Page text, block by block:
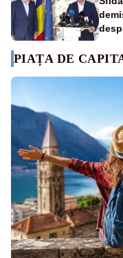
PIAȚA DE